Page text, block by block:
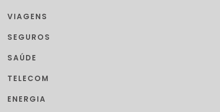
VIAGENS
SEGUROS
SAÚDE
TELECOM
ENERGIA